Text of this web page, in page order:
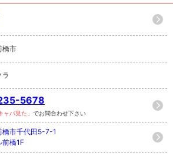
橋市
ラ
5678
ャバ見た」 でお問合わせ下さい
橋市千代田5-7-1
前橋1F